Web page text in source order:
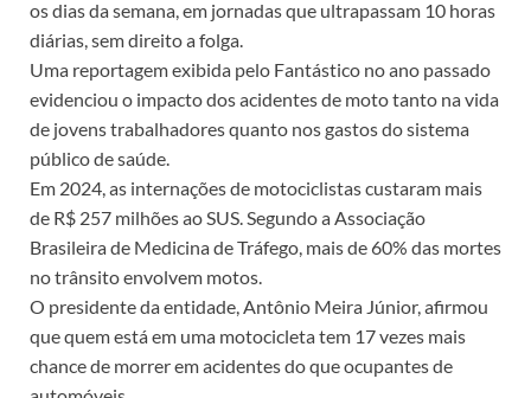
os dias da semana, em jornadas que ultrapassam 10 horas
diárias, sem direito a folga.
Uma reportagem exibida pelo Fantástico no ano passado
evidenciou o impacto dos acidentes de moto tanto na vida
de jovens trabalhadores quanto nos gastos do sistema
público de saúde.
Em 2024, as internações de motociclistas custaram mais
de R$ 257 milhões ao SUS. Segundo a Associação
Brasileira de Medicina de Tráfego, mais de 60% das mortes
no trânsito envolvem motos.
O presidente da entidade, Antônio Meira Júnior, afirmou
que quem está em uma motocicleta tem 17 vezes mais
chance de morrer em acidentes do que ocupantes de